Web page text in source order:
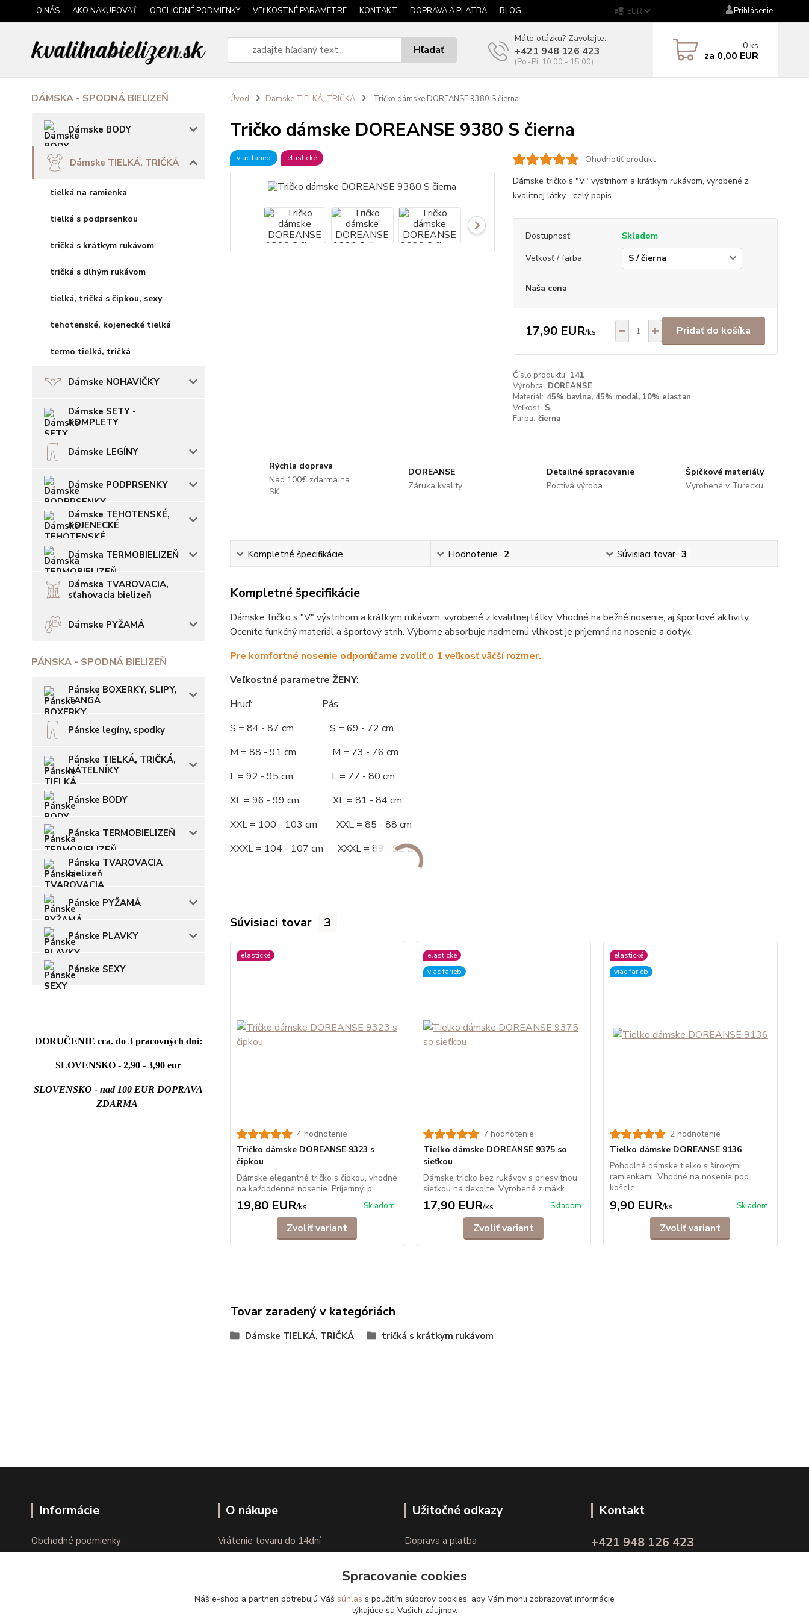
O NÁS AKO NAKUPOVAŤ OBCHODNÉ PODMIENKY VEĽKOSTNÉ PARAMETRE KONTAKT DOPRAVA A PLATBA BLOG EUR Prihlásenie
Hľadať
Máte otázku? Zavolajte.
+421 948 126 423
(Po.-Pi. 10.00 - 15.00)
0 ks
za 0,00 EUR
DÁMSKA - SPODNÁ BIELIZEŇ
Dámske BODY
Dámske TIELKÁ, TRIČKÁ
tielká na ramienka
tielká s podprsenkou
tričká s krátkym rukávom
tričká s dlhým rukávom
tielká, tričká s čipkou, sexy
tehotenské, kojenecké tielká
termo tielká, tričká
Dámske NOHAVIČKY
Dámske SETY -
KOMPLETY
Dámske LEGÍNY
Dámske PODPRSENKY
Dámske TEHOTENSKÉ,
KOJENECKÉ
Dámska TERMOBIELIZEŇ
Dámska TVAROVACIA,
sťahovacia bielizeň
Dámske PYŽAMÁ
PÁNSKA - SPODNÁ BIELIZEŇ
Pánske BOXERKY, SLIPY,
TANGÁ
Pánske legíny, spodky
Pánske TIELKÁ, TRIČKÁ,
NÁTELNÍKY
Pánske BODY
Pánska TERMOBIELIZEŇ
Pánska TVAROVACIA
bielizeň
Pánske PYŽAMÁ
Pánske PLAVKY
Pánske SEXY
DORUČENIE cca. do 3 pracovných dní:
SLOVENSKO - 2,90 - 3,90 eur
SLOVENSKO - nad 100 EUR DOPRAVA
ZDARMA
Úvod Dámske TIELKÁ, TRIČKÁ Tričko dámske DOREANSE 9380 S čierna
Tričko dámske DOREANSE 9380 S čierna
viac farieb elastické
Ohodnotiť produkt
Dámske tričko s "V" výstrihom a krátkym rukávom, vyrobené z
kvalitnej látky... celý popis
Dostupnosť:
Skladom
Veľkosť / farba:
Naša cena
17,90 EUR/ks Pridať do košíka
Číslo produktu: 141
Výrobca: DOREANSE
Materiál: 45% bavlna, 45% modal, 10% elastan
Veľkosť: S
Farba: čierna
Rýchla doprava
Nad 100€ zdarma na
SK
DOREANSE
Záruka kvality
Detailné spracovanie
Poctivá výroba
Špičkové materiály
Vyrobené v Turecku
Kompletné špecifikácie Hodnotenie 2 Súvisiaci tovar 3
Kompletné špecifikácie
Dámske tričko s "V" výstrihom a krátkym rukávom, vyrobené z kvalitnej látky. Vhodné na bežné nosenie, aj športové aktivity.
Oceníte funkčný materiál a športový strih. Výborne absorbuje nadmernú vlhkosť je príjemná na nosenie a dotyk.
Pre komfortné nosenie odporúčame zvoliť o 1 veľkosť väčší rozmer.
Veľkostné parametre ŽENY:
Hruď:
Pás:
S = 84 - 87 cm S = 69 - 72 cm
M = 88 - 91 cm M = 73 - 76 cm
L = 92 - 95 cm L = 77 - 80 cm
XL = 96 - 99 cm XL = 81 - 84 cm
XXL = 100 - 103 cm XXL = 85 - 88 cm
XXXL = 104 - 107 cm XXXL = 89 - 92 cm
Súvisiaci tovar 3
elastické
4 hodnotenie
Tričko dámske DOREANSE 9323 s
čipkou
Dámske elegantné tričko s čipkou, vhodné
na každodenné nosenie. Príjemný, p...
19,80 EUR/ks Skladom
Zvoliť variant
elastické
viac farieb
7 hodnotenie
Tielko dámske DOREANSE 9375 so
sieťkou
Dámske tricko bez rukávov s priesvitnou
sieťkou na dekolte. Vyrobené z mäkk...
17,90 EUR/ks Skladom
Zvoliť variant
elastické
viac farieb
2 hodnotenie
Tielko dámske DOREANSE 9136
Pohodlné dámske tielko s širokými
ramienkami. Vhodné na nosenie pod
košele,...
9,90 EUR/ks Skladom
Zvoliť variant
Tovar zaradený v kategóriách
Dámske TIELKÁ, TRIČKÁ tričká s krátkym rukávom
Informácie
Obchodné podmienky
O nákupe
Vrátenie tovaru do 14dní
Užitočné odkazy
Doprava a platba
Kontakt
+421 948 126 423
Spracovanie cookies
Náš e-shop a partneri potrebujú Váš súhlas s použitím súborov cookies, aby Vám mohli zobrazovať informácie
týkajúce sa Vašich záujmov.